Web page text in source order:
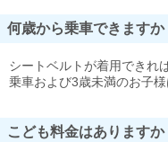
何歳から乗車できます
シートベルトが着用できれ
乗車および3歳未満のお子
こども料金はありますか